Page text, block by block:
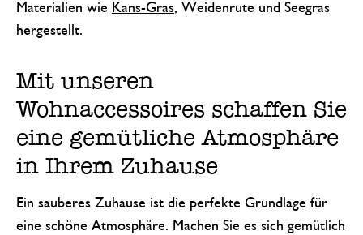
Materialien wie Kans-Gras, Weidenrute und Seegras
hergestellt.
Mit unseren
Wohnaccessoires schaffen Sie
eine gemütliche Atmosphäre
in Ihrem Zuhause
Ein sauberes Zuhause ist die perfekte Grundlage für
eine schöne Atmosphäre. Machen Sie es sich gemütlich